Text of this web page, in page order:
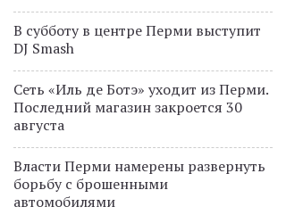
В субботу в центре Перми выступит
DJ Smash
Сеть «Иль де Ботэ» уходит из Перми.
Последний магазин закроется 30
августа
Власти Перми намерены развернуть
борьбу с брошенными
автомобилями